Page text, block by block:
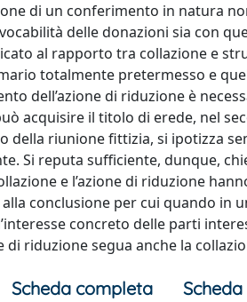
di un conferimento in natura
delle donazioni sia con
al rapporto tra collazione e
totalmente pretermesso e
dell’azione di riduzione è
acquisire il titolo di erede, nel
della riunione fittizia, si ipotizza
Si reputa sufficiente, dunque,
e l’azione di riduzione
conclusione per cui quando in
concreto delle parti
di riduzione segua anche la
Scheda completa